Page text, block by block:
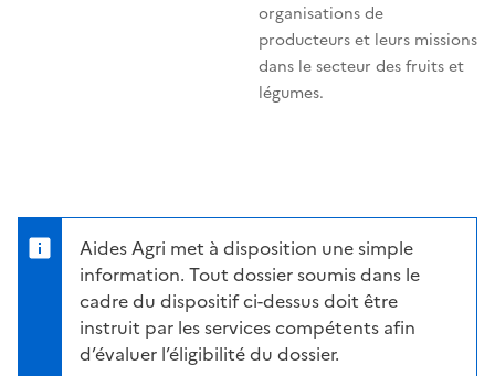
organisations de
producteurs et leurs missions
dans le secteur des fruits et
légumes.
Aides Agri met à disposition une simple
information. Tout dossier soumis dans le
cadre du dispositif ci-dessus doit être
instruit par les services compétents afin
d’évaluer l’éligibilité du dossier.